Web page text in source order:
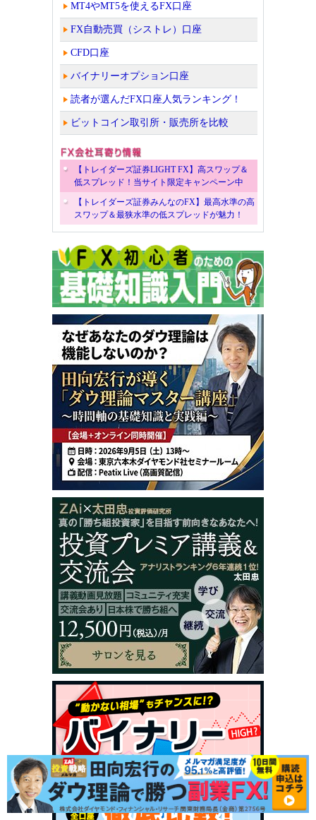
MT4やMT5を使えるFX口座
FX自動売買（シストレ）口座
CFD口座
バイナリーオプション口座
読者が選んだFX口座人気ランキング！
ビットコイン取引所・販売所を比較
【トレイダーズ証券LIGHT FX】高スワップ＆
低スプレッド！当サイト限定キャンペーン中
【トレイダーズ証券みんなのFX】最高水準の高
スワップ＆最狭水準の低スプレッドが魅力！